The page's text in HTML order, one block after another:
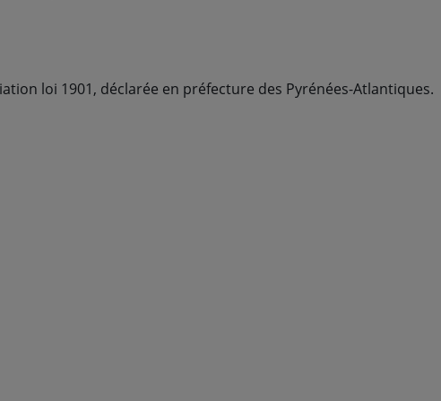
loi 1901, déclarée en préfecture des Pyrénées-Atlantiques.